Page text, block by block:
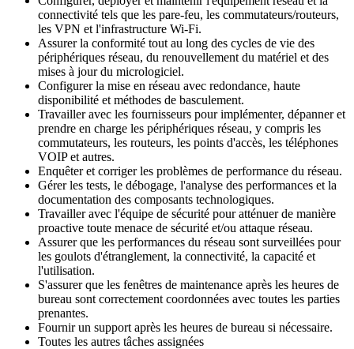
connectivité tels que les pare-feu, les commutateurs/routeurs,
les VPN et l'infrastructure Wi-Fi.
Assurer la conformité tout au long des cycles de vie des
périphériques réseau, du renouvellement du matériel et des
mises à jour du micrologiciel.
Configurer la mise en réseau avec redondance, haute
disponibilité et méthodes de basculement.
Travailler avec les fournisseurs pour implémenter, dépanner et
prendre en charge les périphériques réseau, y compris les
commutateurs, les routeurs, les points d'accès, les téléphones
VOIP et autres.
Enquêter et corriger les problèmes de performance du réseau.
Gérer les tests, le débogage, l'analyse des performances et la
documentation des composants technologiques.
Travailler avec l'équipe de sécurité pour atténuer de manière
proactive toute menace de sécurité et/ou attaque réseau.
Assurer que les performances du réseau sont surveillées pour
les goulots d'étranglement, la connectivité, la capacité et
l'utilisation.
S'assurer que les fenêtres de maintenance après les heures de
bureau sont correctement coordonnées avec toutes les parties
prenantes.
Fournir un support après les heures de bureau si nécessaire.
Toutes les autres tâches assignées